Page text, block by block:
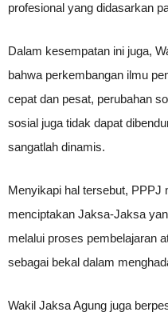
profesional yang didasarkan
Dalam kesempatan ini juga,
bahwa perkembangan ilmu
cepat dan pesat, perubahan
sosial juga tidak dapat
sangatlah dinamis.
Menyikapi hal tersebut, PPPJ
menciptakan Jaksa-Jaksa
melalui proses pembelajaran
sebagai bekal dalam
Wakil Jaksa Agung juga